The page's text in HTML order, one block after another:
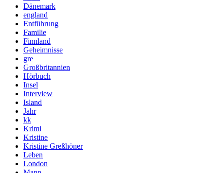
Dänemark
england
Entführung
Familie
Finnland
Geheimnisse
gre
Großbritannien
Hörbuch
Insel
Interview
Island
Jahr
kk
Krimi
Kristine
Kristine Greßhöner
Leben
London